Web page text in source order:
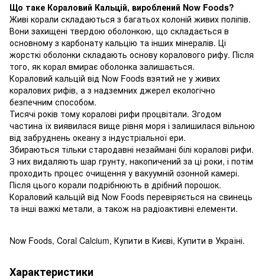
Що таке Кораловий Кальцій, вироблений Now Foods?
Живі корали складаються з багатьох колоній живих поліпів.
Вони захищені твердою оболонкою, що складається в
основному з карбонату кальцію та інших мінералів. Ці
жорсткі оболонки складають основу коралового рифу. Після
того, як корал вмирає оболонка залишається.
Кораловий кальцій від Now Foods взятий не у живих
коралових рифів, а з надземних джерел екологічно
безпечним способом.
Тисячі років тому коралові рифи процвітали. Згодом
частина їх виявилася вище рівня моря і залишилася вільною
від забруднень океану з індустріальної ери.
Збираються тільки стародавні незаймані білі коралові рифи.
З них видаляють шар грунту, накопичений за ці роки, і потім
проходить процес очищення у вакуумній озонной камері.
Після цього корали подрібнюють в дрібний порошок.
Кораловий кальцій від Now Foods перевіряється на свинець
та інші важкі метали, а також на радіоактивні елементи.
Now Foods, Coral Calcium, Купити в Києві, Купити в Україні.
Характеристики